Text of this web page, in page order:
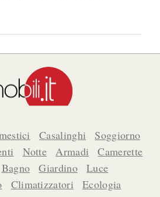
Casalinghi
Soggiorno
Notte Armadi
Camerette
Bagno Giardino
Luce
Climatizzatori
Ecologia